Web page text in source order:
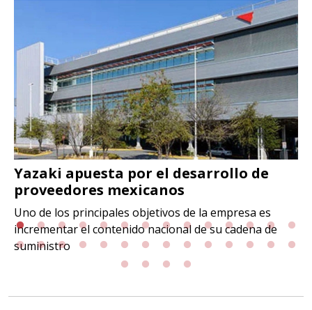
Yazaki apuesta por el desarrollo de
proveedores mexicanos
Uno de los principales objetivos de la empresa es
incrementar el contenido nacional de su cadena de
suministro